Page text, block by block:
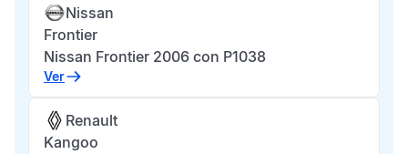
Nissan
Frontier
Nissan Frontier 2006 con P1038
Ver
Renault
Kangoo